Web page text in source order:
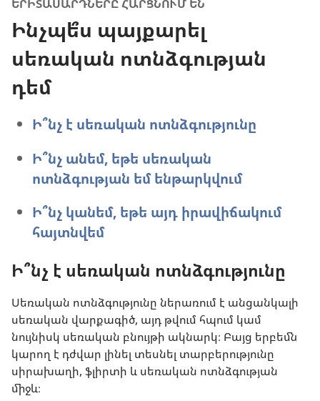
ԵՐԻՏԱՍԱՐԴՆԵՐԸ ՀԱՐՑՆՈՒՄ ԵՆ
Ինչպե՞ս պայքարել
սեռական ոտնձգության
դեմ
Ի՞նչ է սեռական ոտնձգությունը
Ի՞նչ անեմ, եթե սեռական
ոտնձգության եմ ենթարկվում
Ի՞նչ կանեմ, եթե այդ իրավիճակում
հայտնվեմ
Ի՞նչ է սեռական ոտնձգությունը
Սեռական ոտնձգությունը ներառում է անցանկալի
սեռական վարքագիծ, այդ թվում հպում կամ
նույնիսկ սեռական բնույթի ակնարկ։ Բայց երբեմն
կարող է դժվար լինել տեսնել տարբերությունը
սիրախաղի, ֆլիրտի և սեռական ոտնձգության
միջև։